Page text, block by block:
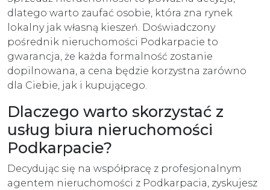
dlatego warto zaufać osobie, która zna rynek
lokalny jak własną kieszeń. Doświadczony
pośrednik nieruchomości Podkarpacie to
gwarancja, że każda formalność zostanie
dopilnowana, a cena będzie korzystna zarówno
dla Ciebie, jak i kupującego.
Dlaczego warto skorzystać z
usług biura nieruchomości
Podkarpacie?
Decydując się na współpracę z profesjonalnym
agentem nieruchomości z Podkarpacia, zyskujesz